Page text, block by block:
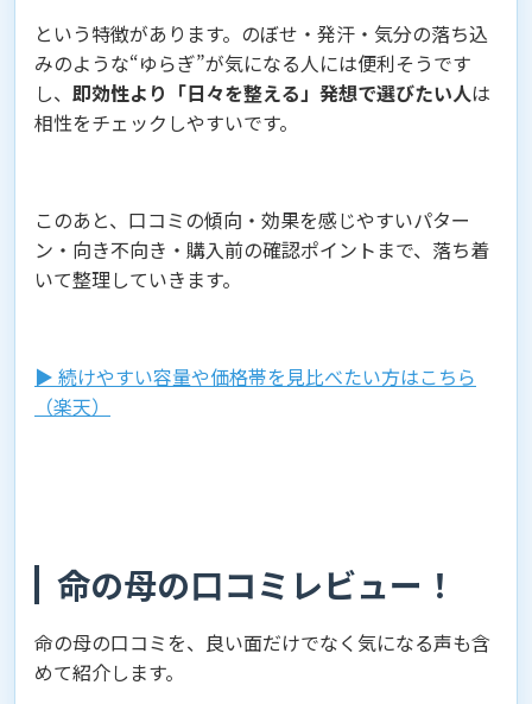
という特徴があります。のぼせ・発汗・気分の落ち込
みのような“ゆらぎ”が気になる人には便利そうです
し、 即効性より「日々を整える」発想で選びたい人は
相性をチェックしやすいです。
このあと、口コミの傾向・効果を感じやすいパター
ン・向き不向き・購入前の確認ポイントまで、落ち着
いて整理していきます。
▶︎ 続けやすい容量や価格帯を見比べたい方はこちら
（楽天）
命の母の口コミレビュー！
命の母の口コミを、良い面だけでなく気になる声も含
めて紹介します。